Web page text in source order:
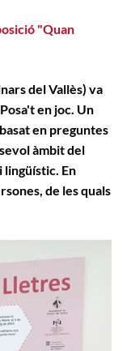
"Quan
del Vallès) va
en joc. Un
en preguntes
àmbit del
En
de les quals